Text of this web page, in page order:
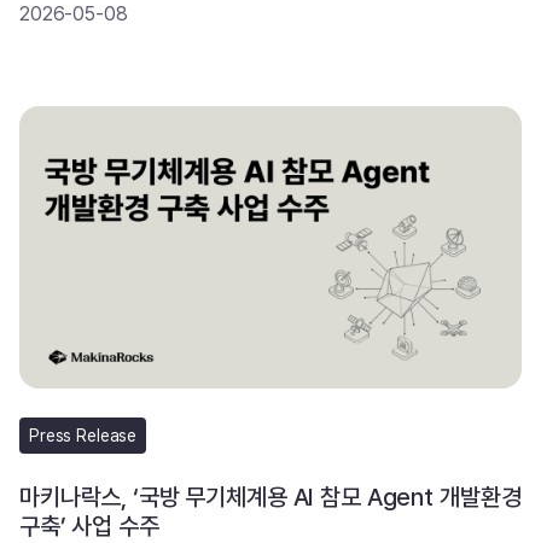
2026-05-08
Press Release
마키나락스, ‘국방 무기체계용 AI 참모 Agent 개발환경
구축’ 사업 수주